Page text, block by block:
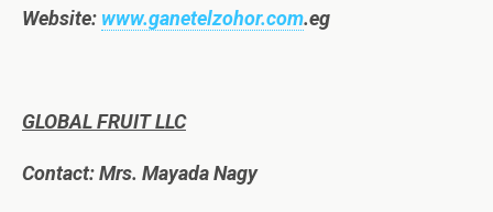
Website: www.ganetelzohor.com.eg
GLOBAL FRUIT LLC
Contact: Mrs. Mayada Nagy